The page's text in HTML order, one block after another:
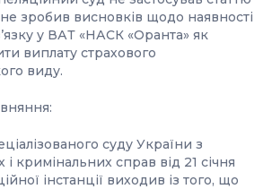
зробив висновків щодо наявності
у ВАТ «НАСК «Оранта» як
виплату страхового
виду.
суду України з
кримінальних справ від 21 січня
інстанції виходив із того, що